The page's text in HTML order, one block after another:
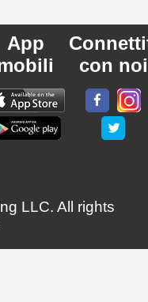
App
con noi
LLC. All rights